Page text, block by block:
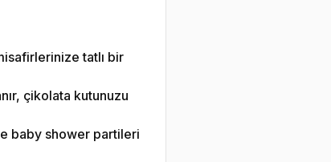
tatlı bir
çikolata kutunuzu
baby shower partileri